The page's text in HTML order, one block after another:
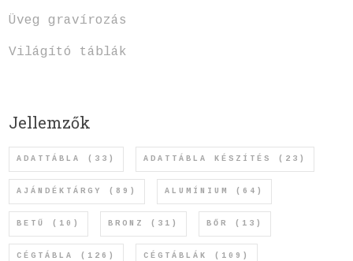
Üveg gravírozás
Világító táblák
Jellemzők
ADATTÁBLA (33) ADATTÁBLA KÉSZÍTÉS (23)
AJÁNDÉKTÁRGY (89) ALUMÍNIUM (64)
BETŰ (10) BRONZ (31) BŐR (13)
CÉGTÁBLA (126) CÉGTÁBLÁK (109)